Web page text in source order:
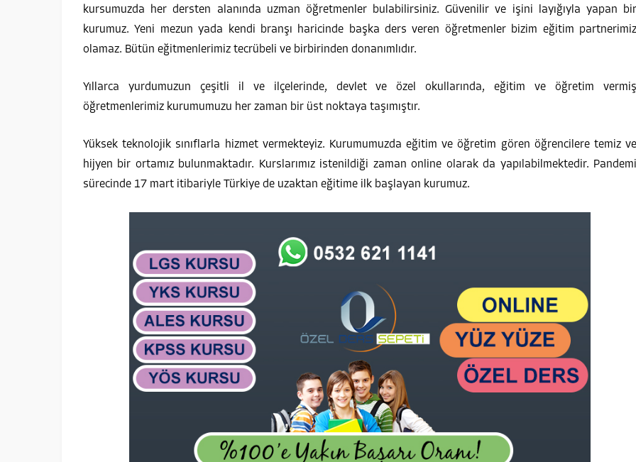
kursumuzda her dersten alanında uzman öğretmenler bulabilirsiniz. Güvenilir ve işini layığıyla yapan bir
kurumuz. Yeni mezun yada kendi branşı haricinde başka ders veren öğretmenler bizim eğitim partnerimiz
olamaz. Bütün eğitmenlerimiz tecrübeli ve birbirinden donanımlıdır.
Yıllarca yurdumuzun çeşitli il ve ilçelerinde, devlet ve özel okullarında, eğitim ve öğretim vermiş
öğretmenlerimiz kurumumuzu her zaman bir üst noktaya taşımıştır.
Yüksek teknolojik sınıflarla hizmet vermekteyiz. Kurumumuzda eğitim ve öğretim gören öğrencilere temiz ve
hijyen bir ortamız bulunmaktadır. Kurslarımız istenildiği zaman online olarak da yapılabilmektedir. Pandemi
sürecinde 17 mart itibariyle Türkiye de uzaktan eğitime ilk başlayan kurumuz.